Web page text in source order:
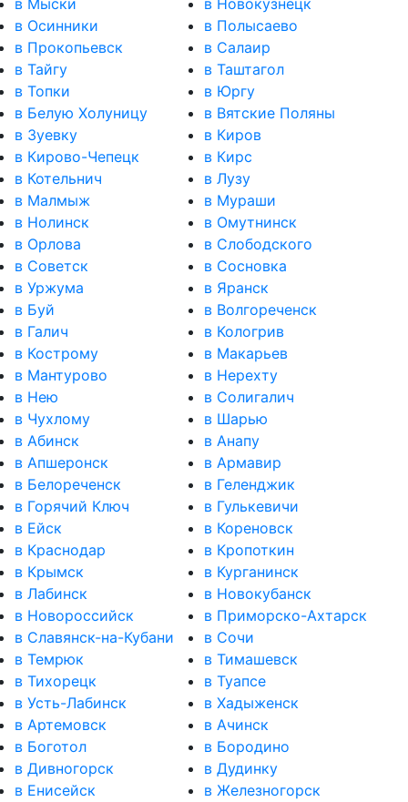
в Мыски
в Новокузнецк
в Осинники
в Полысаево
в Прокопьевск
в Салаир
в Тайгу
в Таштагол
в Топки
в Юргу
в Белую Холуницу
в Вятские Поляны
в Зуевку
в Киров
в Кирово-Чепецк
в Кирс
в Котельнич
в Лузу
в Малмыж
в Мураши
в Нолинск
в Омутнинск
в Орлова
в Слободского
в Советск
в Сосновка
в Уржума
в Яранск
в Буй
в Волгореченск
в Галич
в Кологрив
в Кострому
в Макарьев
в Мантурово
в Нерехту
в Нею
в Солигалич
в Чухлому
в Шарью
в Абинск
в Анапу
в Апшеронск
в Армавир
в Белореченск
в Геленджик
в Горячий Ключ
в Гулькевичи
в Ейск
в Кореновск
в Краснодар
в Кропоткин
в Крымск
в Курганинск
в Лабинск
в Новокубанск
в Новороссийск
в Приморско-Ахтарск
в Славянск-на-Кубани
в Сочи
в Темрюк
в Тимашевск
в Тихорецк
в Туапсе
в Усть-Лабинск
в Хадыженск
в Артемовск
в Ачинск
в Боготол
в Бородино
в Дивногорск
в Дудинку
в Енисейск
в Железногорск